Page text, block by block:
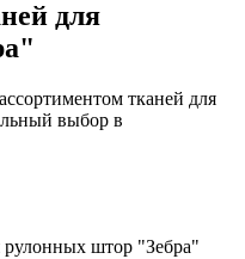
для
тканей для
выбор в
рулонных штор "Зебра"